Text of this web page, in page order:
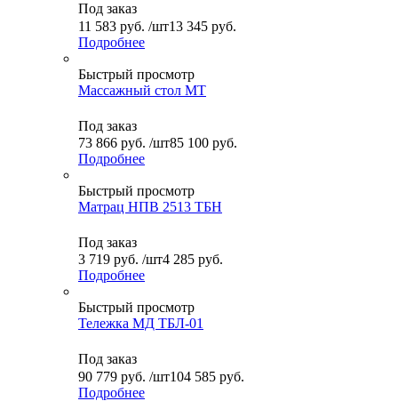
Под заказ
11 583 руб. /шт13 345 руб.
Подробнее
Быстрый просмотр
Массажный стол МТ
Под заказ
73 866 руб. /шт85 100 руб.
Подробнее
Быстрый просмотр
Матрац НПВ 2513 ТБН
Под заказ
3 719 руб. /шт4 285 руб.
Подробнее
Быстрый просмотр
Тележка МД ТБЛ-01
Под заказ
90 779 руб. /шт104 585 руб.
Подробнее